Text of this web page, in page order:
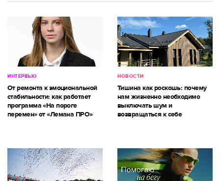
ИНТЕРВЬЮ
От ремонта к эмоциональной
стабильности: как работает
программа «На пороге
перемен» от «Лемана ПРО»
НОВОСТИ
Тишина как роскошь: почему
нам жизненно необходимо
выключать шум и
возвращаться к себе